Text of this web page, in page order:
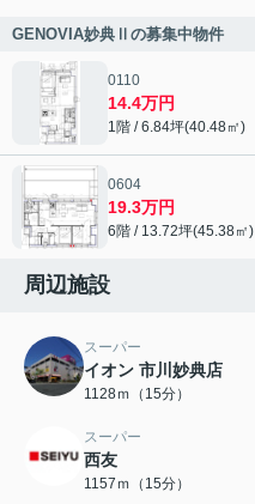
GENOVIA妙典Ⅱの募集中物件
0110
14.4万円
1階 / 6.84坪(40.48㎡)
0604
19.3万円
6階 / 13.72坪(45.38㎡)
周辺施設
スーパー
イオン 市川妙典店
1128ｍ（15分）
スーパー
西友
1157ｍ（15分）